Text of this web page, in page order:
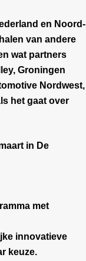
en Noord-
van andere
wat partners
Groningen
Nordwest,
het gaat over
in De
met
innovatieve
keuze.